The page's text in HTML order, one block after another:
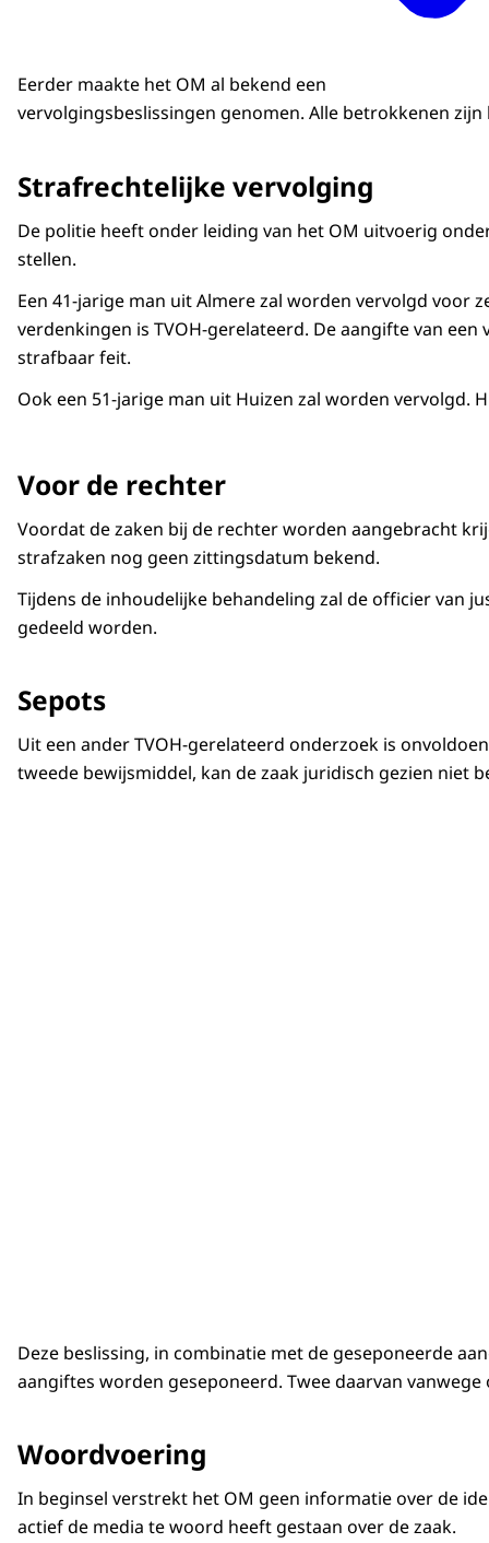
Eerder maakte het OM al bekend een
vervolgingsbeslissingen genomen. Alle betrokkenen
Strafrechtelijke vervolging
De politie heeft onder leiding van het OM uitvoerig
stellen.
Een 41-jarige man uit Almere zal worden vervolgd voor
verdenkingen is TVOH-gerelateerd. De aangifte van
strafbaar feit.
Ook een 51-jarige man uit Huizen zal worden vervolgd.
Voor de rechter
Voordat de zaken bij de rechter worden aangebracht
strafzaken nog geen zittingsdatum bekend.
Tijdens de inhoudelijke behandeling zal de officier van
gedeeld worden.
Sepots
Uit een ander TVOH-gerelateerd onderzoek is
tweede bewijsmiddel, kan de zaak juridisch gezien niet
Deze beslissing, in combinatie met de geseponeerde
aangiftes worden geseponeerd. Twee daarvan
Woordvoering
In beginsel verstrekt het OM geen informatie over de
actief de media te woord heeft gestaan over de zaak.